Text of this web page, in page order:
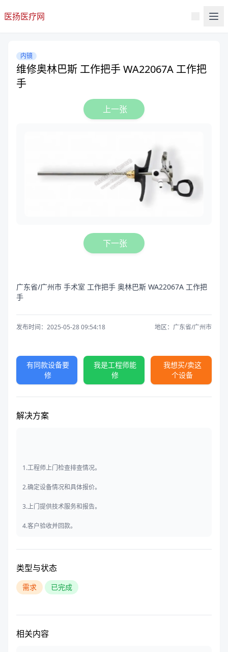
医扬医疗网
内镜
维修奥林巴斯 工作把手 WA22067A 工作把
手
上一张
下一张
广东省/广州市 手术室 工作把手 奥林巴斯 WA22067A 工作把
手
发布时间：2025-05-28 09:54:18 地区：广东省/广州市
有同款设备要
修
我是工程师能
修
我想买/卖这
个设备
解决方案
1.工程师上门检查排查情况。
2.确定设备情况和具体报价。
3.上门提供技术服务和报告。
4.客户验收并回款。
类型与状态
需求 已完成
相关内容